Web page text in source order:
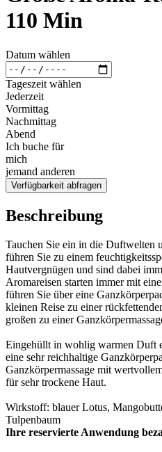
110 Min
Datum wählen
Tageszeit wählen
Jederzeit
Vormittag
Nachmittag
Abend
Ich buche für
mich
jemand anderen
Verfügbarkeit abfragen
Beschreibung
Tauchen Sie ein in die Duftwelten
führen Sie zu einem
Hautvergnügen und sind dabei
Aromareisen starten immer mit
führen Sie über eine
kleinen Reise zu einer
großen zu einer
Eingehüllt in wohlig warmen Duft
eine sehr reichhaltige
Ganzkörpermassage mit
für sehr trockene Haut.
Wirkstoff: blauer Lotus,
Tulpenbaum
Ihre reservierte Anwendung